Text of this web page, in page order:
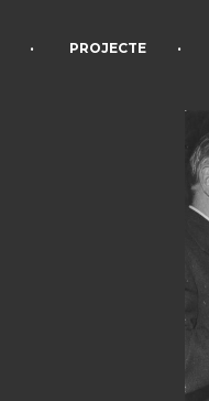
• PROJECTE •